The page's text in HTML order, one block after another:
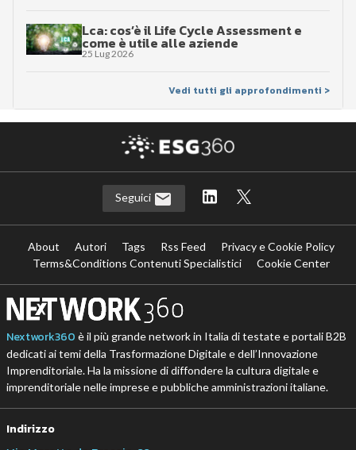
Lca: cos’è il Life Cycle Assessment e
come è utile alle aziende
25 Lug 2026
Vedi tutti gli approfondimenti >
Seguici
About Autori Tags Rss Feed
Privacy e Cookie Policy
Terms&Conditions Contenuti Specialistici
Cookie Center
Nextwork360 è il più grande network in Italia di testate e portali B2B
dedicati ai temi della Trasformazione Digitale e dell’Innovazione
Imprenditoriale. Ha la missione di diffondere la cultura digitale e
imprenditoriale nelle imprese e pubbliche amministrazioni italiane.
Indirizzo